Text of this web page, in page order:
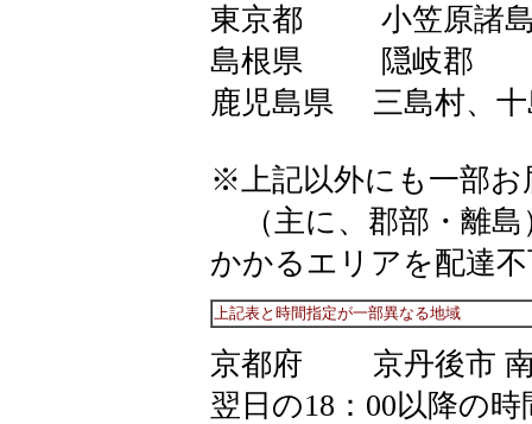
東京都 小笠原諸島
島根県 隠岐郡
鹿児島県 三島村、十
※上記以外にも一部
（主に、郡部・離島
かかるエリアを配達
上記表と時間指定が一部異なる地域
京都府 京丹後市 南
翌日の18：00以降の